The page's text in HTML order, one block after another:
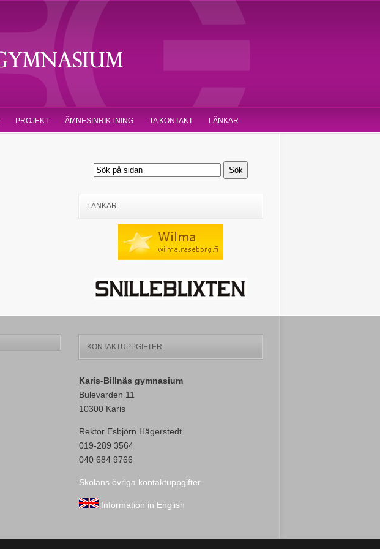
PROJEKT ÄMNESINRIKTNING TA KONTAKT LÄNKAR
LÄNKAR
KONTAKTUPPGIFTER
Karis-Billnäs gymnasium
Bulevarden 11
10300 Karis
Rektor Esbjörn Hägerstedt
019-289 3564
040 684 9766
Skolans övriga kontaktuppgifter
Information in English